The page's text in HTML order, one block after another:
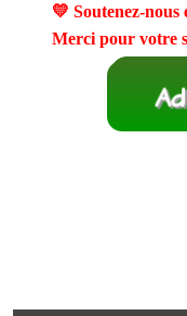
💛 Soutenez-
Merci pour votre